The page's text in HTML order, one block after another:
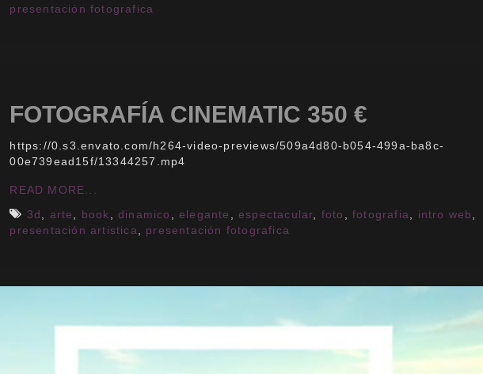
presentación fotografica
FOTOGRAFÍA CINEMATIC 350 €
https://0.s3.envato.com/h264-video-previews/509a4d80-b054-499a-ba8c-
00e739ead15f/13344257.mp4
READ MORE...
3d
arte book ,dinamico ,elegante ,espectacular foto ,fotografia intro web
presentación artistica
presentación fotografica